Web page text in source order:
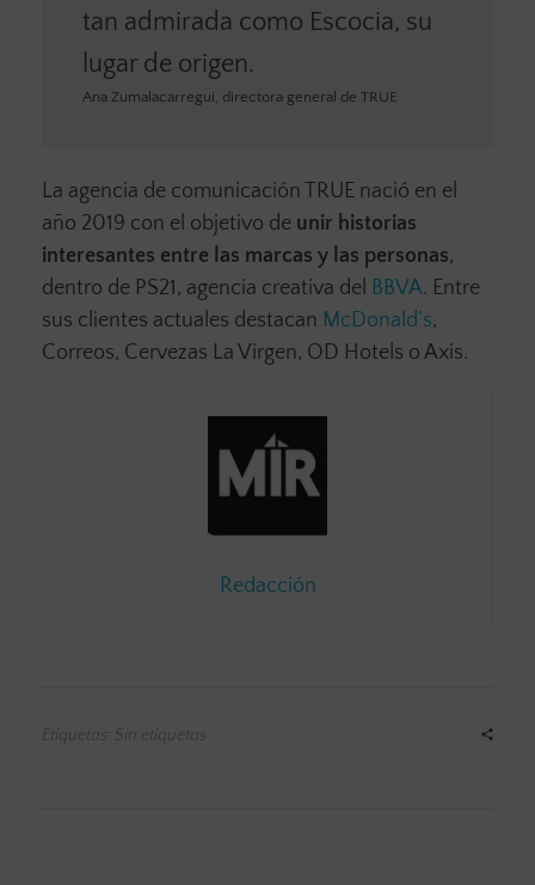
tan admirada como Escocia, su
lugar de origen.
Ana Zumalacarregui, directora general de TRUE
La agencia de comunicación TRUE nació en el
año 2019 con el objetivo de unir historias
interesantes entre las marcas y las personas,
dentro de PS21, agencia creativa del BBVA. Entre
sus clientes actuales destacan McDonald’s,
Correos, Cervezas La Virgen, OD Hotels o Axis.
Redacción
Etiquetas: Sin etiquetas